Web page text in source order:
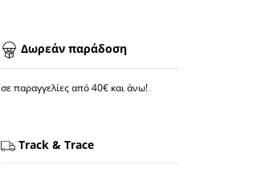
Δωρεάν παράδοση
σε παραγγελίες από 40€ και άνω!
Track & Trace